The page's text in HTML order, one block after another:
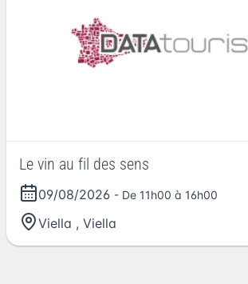
Le vin au fil des sens
09/08/2026 - De 11h00 à 16h00
Viella , Viella